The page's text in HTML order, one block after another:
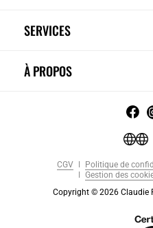
SERVICES
À PROPOS
CGV Politique de
Gestion des
Copyright © 2026 Claudie